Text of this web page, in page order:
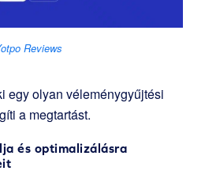
Reviews
egy olyan véleménygyűjtési
a megtartást.
és optimalizálásra